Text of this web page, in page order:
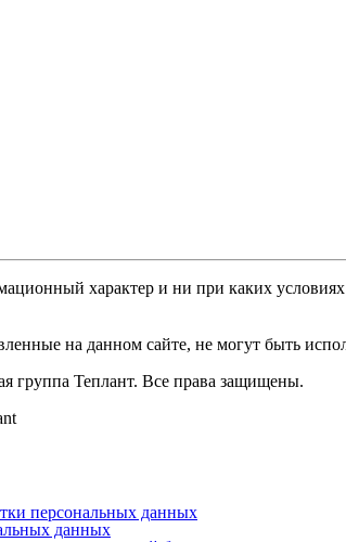
характер и ни при каких
на данном сайте, не могут быть
группа Теплант. Все права защищены.
персональных данных
данных